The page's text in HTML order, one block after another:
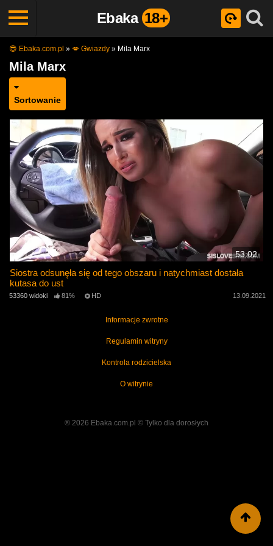
Ebaka 18+
😎 Ebaka.com.pl » 💋 Gwiazdy » Mila Marx
Mila Marx
Sortowanie
53:02
Siostra odsunęła się od tego obszaru i natychmiast dostała
kutasa do ust
53360 widoki 81% HD 13.09.2021
Informacje zwrotne
Regulamin witryny
Kontrola rodzicielska
O witrynie
® 2026 Ebaka.com.pl ©️ Tylko dla dorosłych